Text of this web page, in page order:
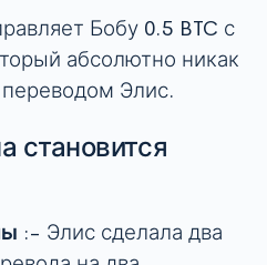
Бобу 0.5 BTC с
абсолютно никак
Элис.
становится
:- Элис сделала два